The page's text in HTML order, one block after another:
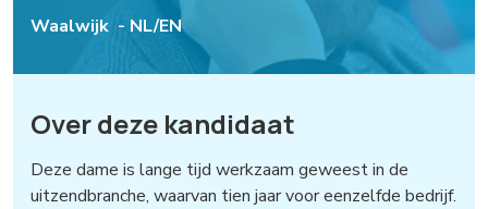
Waalwijk - NL/EN
Over deze kandidaat
Deze dame is lange tijd werkzaam geweest in de
uitzendbranche, waarvan tien jaar voor eenzelfde bedrijf.